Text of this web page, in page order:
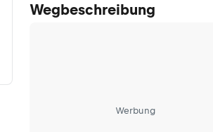
Wegbeschreibung
Werbung